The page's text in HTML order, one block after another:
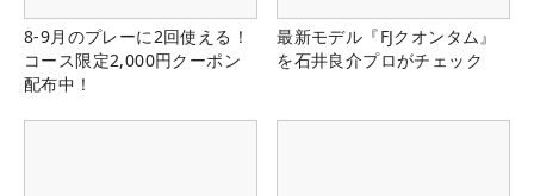
8-9月のプレーに2回使える！
コース限定2,000円クーポン
配布中！
最新モデル『FJクオンタム』
を石井良介プロがチェック